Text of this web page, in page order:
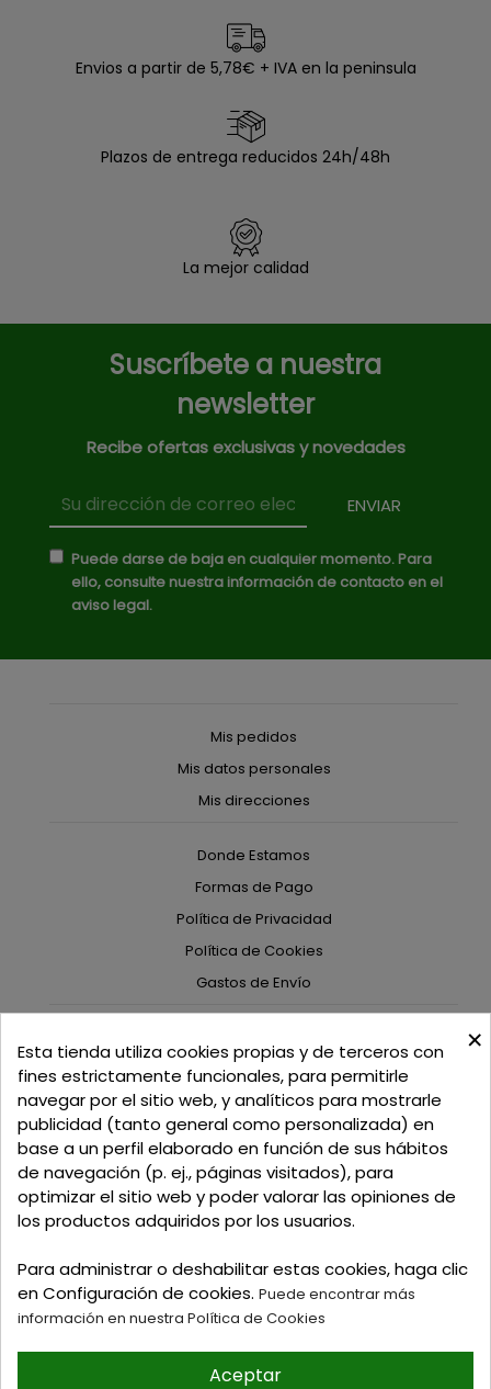
Envios a partir de 5,78€ + IVA en la peninsula
Plazos de entrega reducidos 24h/48h
La mejor calidad
Suscríbete a nuestra
newsletter
Recibe ofertas exclusivas y novedades
Puede darse de baja en cualquier momento. Para
ello, consulte nuestra información de contacto en el
aviso legal.
Mis pedidos
Mis datos personales
Mis direcciones
Donde Estamos
Formas de Pago
Política de Privacidad
Política de Cookies
Gastos de Envío
C/ Delgadillo Nº 7 - Local 1 - 45600
Talavera de la Reina - Toledo - (España)
Llamadnos:+34 925 82 02 19 o625 654 791
Email: curtidosytapicerias@gmail.com
Verano:
Mañanas: de 09:00h a 13:30h
Invierno:
Mañanas: de 09:30h a 13:30h
Tardes: de 16:30h a 20:00h
×
Esta tienda utiliza cookies propias y de terceros con
fines estrictamente funcionales, para permitirle
navegar por el sitio web, y analíticos para mostrarle
publicidad (tanto general como personalizada) en
base a un perfil elaborado en función de sus hábitos
de navegación (p. ej., páginas visitados), para
optimizar el sitio web y poder valorar las opiniones de
los productos adquiridos por los usuarios.
Para administrar o deshabilitar estas cookies, haga clic
en Configuración de cookies. Puede encontrar más
información en nuestra Política de Cookies
Aceptar